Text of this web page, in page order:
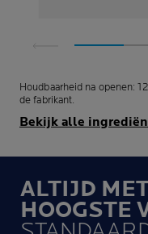
Houdbaarheid na openen:
de fabrikant.
Bekijk alle
ALTIJD
HOOGSTE